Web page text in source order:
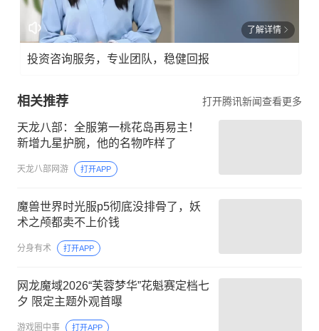
了解详情
投资咨询服务，专业团队，稳健回报
相关推荐 打开腾讯新闻查看更多
天龙八部：全服第一桃花岛再易主！
新增九星护腕，他的名物咋样了
天龙八部网游 打开APP
魔兽世界时光服p5彻底没排骨了，妖
术之颅都卖不上价钱
分身有术 打开APP
网龙魔域2026“芙蓉梦华”花魁赛定档七
夕 限定主题外观首曝
游戏圈中事 打开APP